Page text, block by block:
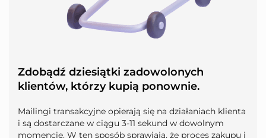
Zdobądź dziesiątki zadowolonych
klientów, którzy kupią ponownie.
Mailingi transakcyjne opierają się na działaniach klienta
i są dostarczane w ciągu 3-11 sekund w dowolnym
momencie. W ten sposób sprawiają, że proces zakupu i